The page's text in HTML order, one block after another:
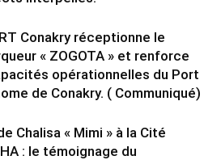
Conakry réceptionne le
« ZOGOTA » et renforce
opérationnelles du Port
de Conakry. ( Communiqué)
Chalisa « Mimi » à la Cité
: le témoignage du